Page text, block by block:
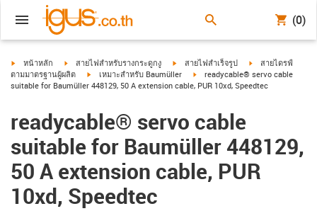
(0)
igus-icon-arrow-right
หน้าหลัก igus-icon-arrow-right
สายไฟสำหรับรางกระดูกงู igus-icon-arrow-right
สายไฟสำเร็จรูป igus-icon-arrow-
สายไดรฟ์
ตามมาตรฐานผู้ผลิต
igus-icon-arrow-right
เหมาะสำหรับ Baumüller igus-icon-arrow-right
readycable® servo cable
suitable for Baumüller 448129, 50 A extension cable, PUR 10xd, Speedtec
readycable® servo cable
suitable for Baumüller 448129,
50 A extension cable, PUR
10xd, Speedtec